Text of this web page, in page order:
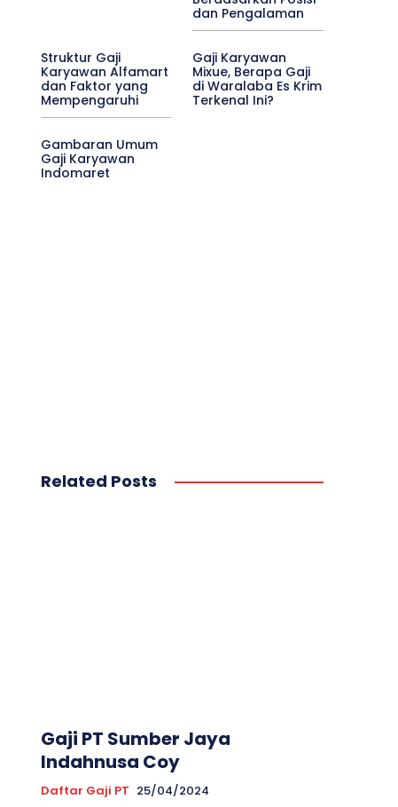
dan Pengalaman
Struktur Gaji
Karyawan Alfamart
dan Faktor yang
Mempengaruhi
Gaji Karyawan
Mixue, Berapa Gaji
di Waralaba Es Krim
Terkenal Ini?
Gambaran Umum
Gaji Karyawan
Indomaret
Related Posts
Gaji PT Sumber Jaya
Indahnusa Coy
Daftar Gaji PT 25/04/2024